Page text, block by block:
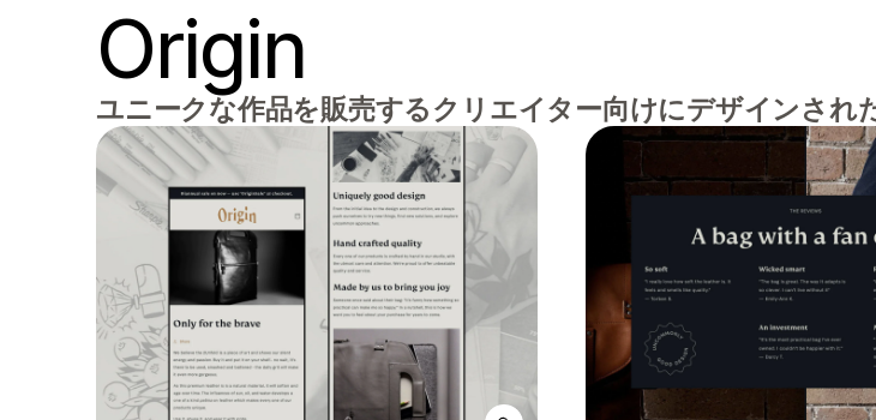
Origin
ユニークな作品を販売するクリエイター向けにデザインされ